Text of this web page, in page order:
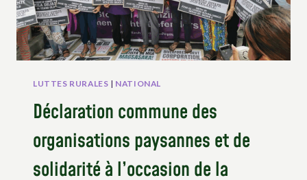
S’ALIGNER
SUR
L’UNDROP
LUTTES RURALES | NATIONAL
Déclaration commune des
organisations paysannes et de
solidarité à l’occasion de la